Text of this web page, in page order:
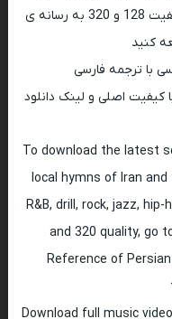
هیپ هاپ و اپرا همراه با متن کامل و کیفیت 128 و 320 به رسانه ی
کنید
با ترجمه فارسی
کیفیت اصلی و لینک دانلود
To download the latest
local hymns of Iran
R&B, drill, rock, jazz,
and 320 quality, go
Reference of
Download full music